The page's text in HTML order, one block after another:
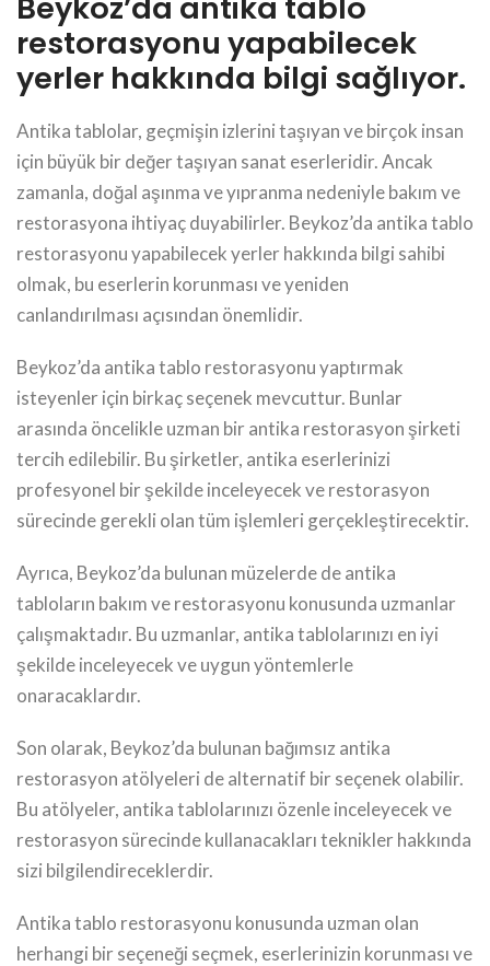
restorasyonu yapabilecek
yerler hakkında bilgi sağlıyor.
Antika tablolar, geçmişin izlerini taşıyan ve birçok insan
için büyük bir değer taşıyan sanat eserleridir. Ancak
zamanla, doğal aşınma ve yıpranma nedeniyle bakım ve
restorasyona ihtiyaç duyabilirler. Beykoz’da antika tablo
restorasyonu yapabilecek yerler hakkında bilgi sahibi
olmak, bu eserlerin korunması ve yeniden
canlandırılması açısından önemlidir.
Beykoz’da antika tablo restorasyonu yaptırmak
isteyenler için birkaç seçenek mevcuttur. Bunlar
arasında öncelikle uzman bir antika restorasyon şirketi
tercih edilebilir. Bu şirketler, antika eserlerinizi
profesyonel bir şekilde inceleyecek ve restorasyon
sürecinde gerekli olan tüm işlemleri gerçekleştirecektir.
Ayrıca, Beykoz’da bulunan müzelerde de antika
tabloların bakım ve restorasyonu konusunda uzmanlar
çalışmaktadır. Bu uzmanlar, antika tablolarınızı en iyi
şekilde inceleyecek ve uygun yöntemlerle
onaracaklardır.
Son olarak, Beykoz’da bulunan bağımsız antika
restorasyon atölyeleri de alternatif bir seçenek olabilir.
Bu atölyeler, antika tablolarınızı özenle inceleyecek ve
restorasyon sürecinde kullanacakları teknikler hakkında
sizi bilgilendireceklerdir.
Antika tablo restorasyonu konusunda uzman olan
herhangi bir seçeneği seçmek, eserlerinizin korunması ve